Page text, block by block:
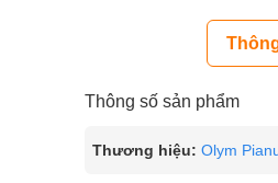
Thông số sản phẩm
Thương hiệu: Olym